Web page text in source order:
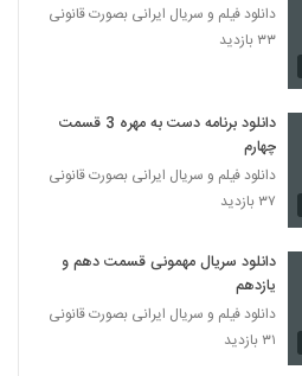
دانلود فیلم و سریال ایرانی بصورت قانونی
۳۳ بازدید
دانلود برنامه دست به مهره 3 قسمت
چهارم
دانلود فیلم و سریال ایرانی بصورت قانونی
۳۷ بازدید
دانلود سریال مهمونی قسمت دهم و
یازدهم
دانلود فیلم و سریال ایرانی بصورت قانونی
۳۱ بازدید